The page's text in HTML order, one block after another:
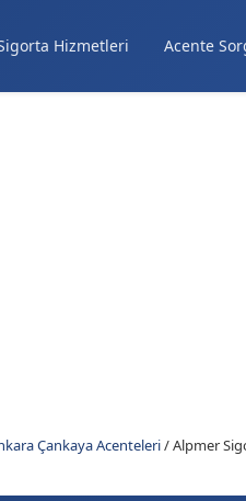
Hizmetleri Acente
Çankaya Acenteleri/Alpmer